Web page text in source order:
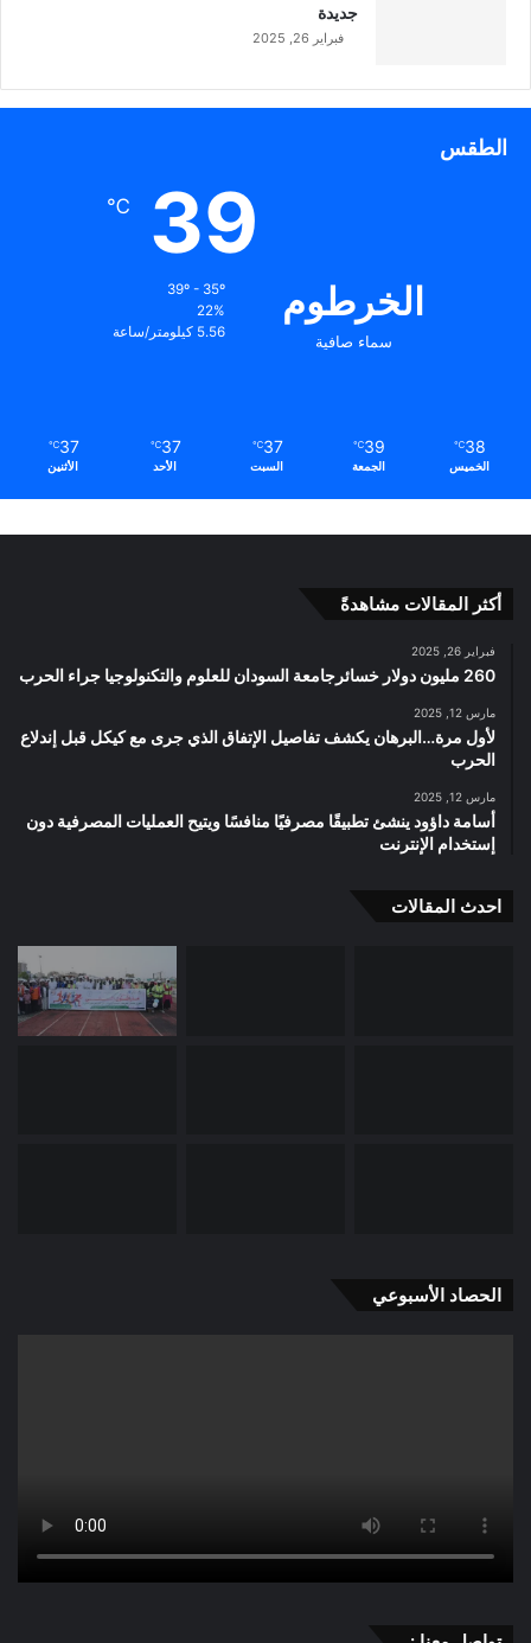
جديدة
فبراير 26, 2025
الطقس
الخرطوم
سماء صافية
39
℃
22%
5.56 كيلومتر/ساعة
38
℃
الخميس
39
℃
الجمعة
37
℃
السبت
37
℃
الأحد
37
℃
الأثنين
أكثر المقالات مشاهدةً
فبراير 26, 2025
260 مليون دولار خسائرجامعة السودان للعلوم والتكنولوجيا جراء الحرب
مارس 12, 2025
لأول مرة…البرهان يكشف تفاصيل الإتفاق الذي جرى مع كيكل قبل إندلاع
الحرب
مارس 12, 2025
أسامة داؤود ينشئ تطبيقًا مصرفيًا منافسًا ويتيح العمليات المصرفية دون
إستخدام الإنترنت
احدث المقالات
الحصاد الأسبوعي